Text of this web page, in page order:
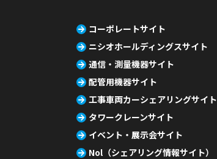
コーポレートサイト
ニシオホールディングスサイト
通信・測量機器サイト
配管用機器サイト
工事車両カーシェアリングサイト
タワークレーンサイト
イベント・展示会サイト
Nol（シェアリング情報サイト）